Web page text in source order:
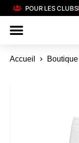
POUR LES CLUBS
Accueil